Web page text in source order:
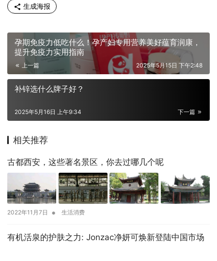
生成海报
孕期免疫力低吃什么！孕产妇专用营养美好蕴育润康，
提升免疫力实用指南
上一篇 2025年5月15日 下午2:48
补锌选什么牌子好？
下一篇
2025年5月16日 上午9:34
相关推荐
古都西安，这些著名景区，你去过哪几个呢
2022年11月7日 • 生活消费
有机活泉的护肤之力: Jonzac净妍可焕新登陆中国市场